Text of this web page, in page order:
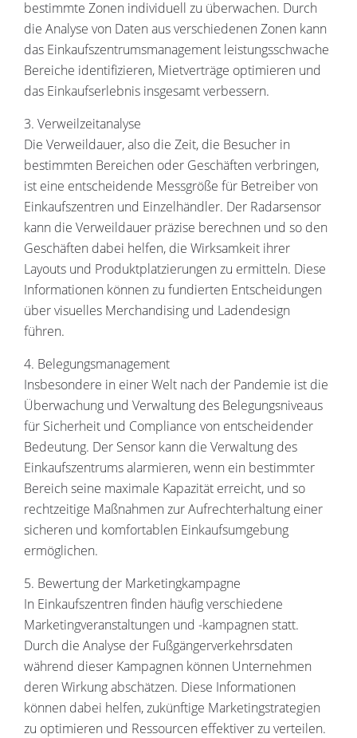
bestimmte Zonen individuell zu überwachen. Durch
die Analyse von Daten aus verschiedenen Zonen kann
das Einkaufszentrumsmanagement leistungsschwache
Bereiche identifizieren, Mietverträge optimieren und
das Einkaufserlebnis insgesamt verbessern.
3. Verweilzeitanalyse
Die Verweildauer, also die Zeit, die Besucher in
bestimmten Bereichen oder Geschäften verbringen,
ist eine entscheidende Messgröße für Betreiber von
Einkaufszentren und Einzelhändler. Der Radarsensor
kann die Verweildauer präzise berechnen und so den
Geschäften dabei helfen, die Wirksamkeit ihrer
Layouts und Produktplatzierungen zu ermitteln. Diese
Informationen können zu fundierten Entscheidungen
über visuelles Merchandising und Ladendesign
führen.
4. Belegungsmanagement
Insbesondere in einer Welt nach der Pandemie ist die
Überwachung und Verwaltung des Belegungsniveaus
für Sicherheit und Compliance von entscheidender
Bedeutung. Der Sensor kann die Verwaltung des
Einkaufszentrums alarmieren, wenn ein bestimmter
Bereich seine maximale Kapazität erreicht, und so
rechtzeitige Maßnahmen zur Aufrechterhaltung einer
sicheren und komfortablen Einkaufsumgebung
ermöglichen.
5. Bewertung der Marketingkampagne
In Einkaufszentren finden häufig verschiedene
Marketingveranstaltungen und -kampagnen statt.
Durch die Analyse der Fußgängerverkehrsdaten
während dieser Kampagnen können Unternehmen
deren Wirkung abschätzen. Diese Informationen
können dabei helfen, zukünftige Marketingstrategien
zu optimieren und Ressourcen effektiver zu verteilen.